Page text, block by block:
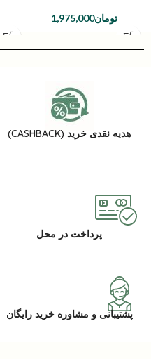
تومان1,975,000
هدیه نقدی خرید (CASHBACK)
پرداخت در محل
پشتیبانی و مشاوره خرید رایگان